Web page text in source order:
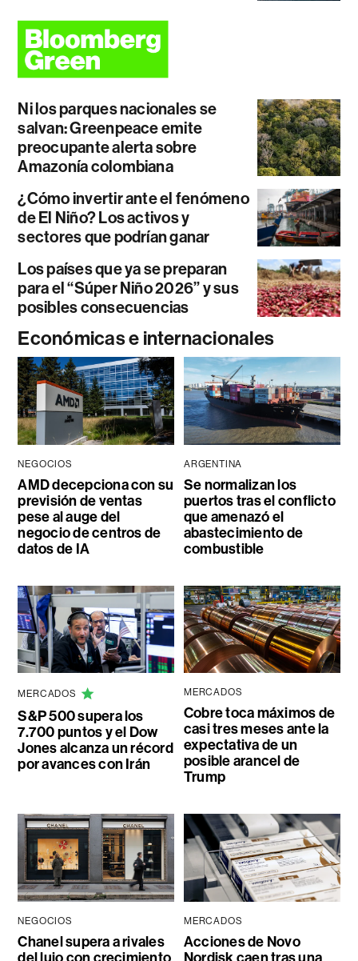
Ni los parques nacionales se
salvan: Greenpeace emite
preocupante alerta sobre
Amazonía colombiana
¿Cómo invertir ante el fenómeno
de El Niño? Los activos y
sectores que podrían ganar
Los países que ya se preparan
para el “Súper Niño 2026” y sus
posibles consecuencias
Económicas e internacionales
NEGOCIOS
AMD decepciona con su
previsión de ventas
pese al auge del
negocio de centros de
datos de IA
ARGENTINA
Se normalizan los
puertos tras el conflicto
que amenazó el
abastecimiento de
combustible
MERCADOS
S&P 500 supera los
7.700 puntos y el Dow
Jones alcanza un récord
por avances con Irán
MERCADOS
Cobre toca máximos de
casi tres meses ante la
expectativa de un
posible arancel de
Trump
NEGOCIOS
Chanel supera a rivales
MERCADOS
Acciones de Novo